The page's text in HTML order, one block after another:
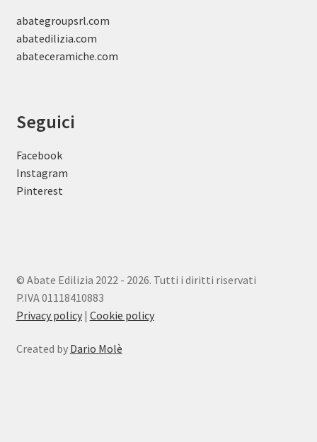
abategroupsrl.com
abatedilizia.com
abateceramiche.com
Seguici
Facebook
Instagram
Pinterest
© Abate Edilizia 2022 - 2026. Tutti i diritti riservati
P.IVA 01118410883
Privacy policy| Cookie policy
Created by Dario Molè